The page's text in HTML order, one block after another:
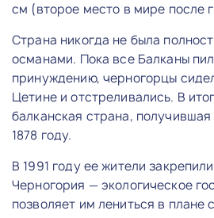
см (второе место в мире после
Страна никогда не была
османами. Пока все Балканы
принуждению, черногорцы
Цетине и отстреливались. В
балканская страна,
1878 году.
В 1991 году ее жители
Черногория — экологическое
позволяет им лениться в плане